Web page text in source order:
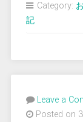
Category:
記
Leave a
Posted on